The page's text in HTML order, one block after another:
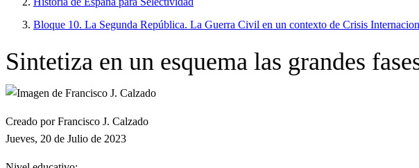
Bloque 10. La Segunda República. La Guerra Civil en un contexto de Crisis
Sintetiza en un esquema las grandes
Creado por Francisco J. Calzado
Jueves, 20 de Julio de 2023